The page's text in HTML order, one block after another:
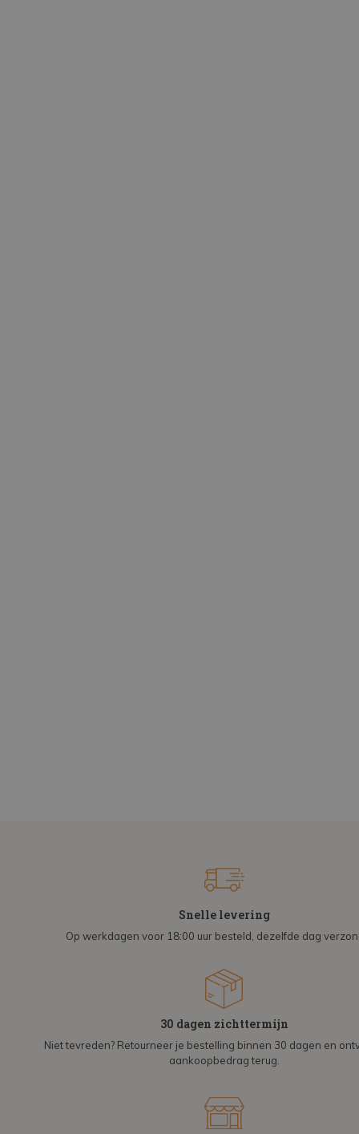
Snelle levering
Op werkdagen voor 18:00 uur besteld, dezelfde dag
30 dagen zichttermijn
Niet tevreden? Retourneer je bestelling binnen 30 dagen en
aankoopbedrag terug.